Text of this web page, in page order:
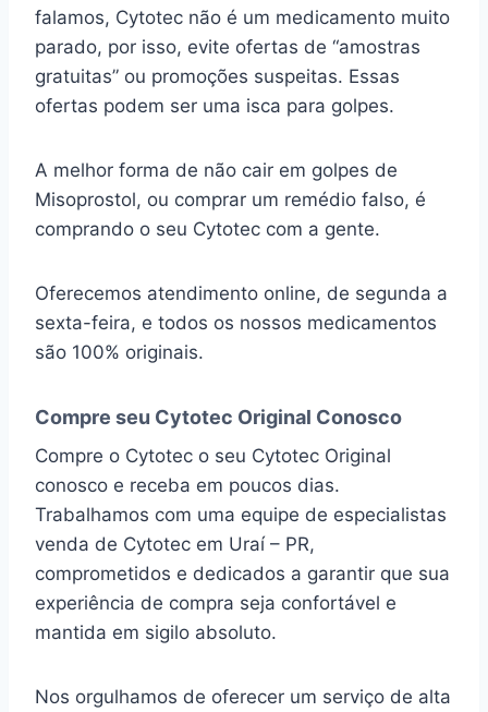
falamos, Cytotec não é um medicamento muito
parado, por isso, evite ofertas de “amostras
gratuitas” ou promoções suspeitas. Essas
ofertas podem ser uma isca para golpes.
A melhor forma de não cair em golpes de
Misoprostol, ou comprar um remédio falso, é
comprando o seu Cytotec com a gente.
Oferecemos atendimento online, de segunda a
sexta-feira, e todos os nossos medicamentos
são 100% originais.
Compre seu Cytotec Original Conosco
Compre o Cytotec o seu Cytotec Original
conosco e receba em poucos dias.
Trabalhamos com uma equipe de especialistas
venda de Cytotec em Uraí – PR,
comprometidos e dedicados a garantir que sua
experiência de compra seja confortável e
mantida em sigilo absoluto.
Nos orgulhamos de oferecer um serviço de alta